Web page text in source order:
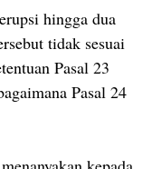
hingga dua
tidak sesuai
Pasal 23
Pasal 24